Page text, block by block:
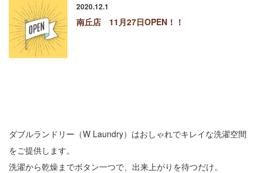
2020.12.1
南丘店 11月27日OPEN！！
ダブルランドリー（W Laundry）はおしゃれでキレイな洗濯空間
をご提供します。
洗濯から乾燥までボタン一つで、出来上がりを待つだけ。